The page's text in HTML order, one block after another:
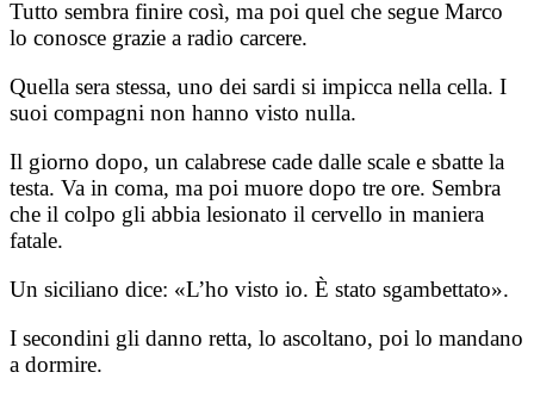
Tutto sembra finire così, ma poi quel che segue Marco
lo conosce grazie a radio carcere.
Quella sera stessa, uno dei sardi si impicca nella cella. I
suoi compagni non hanno visto nulla.
Il giorno dopo, un calabrese cade dalle scale e sbatte la
testa. Va in coma, ma poi muore dopo tre ore. Sembra
che il colpo gli abbia lesionato il cervello in maniera
fatale.
Un siciliano dice: «L’ho visto io. È stato sgambettato».
I secondini gli danno retta, lo ascoltano, poi lo mandano
a dormire.